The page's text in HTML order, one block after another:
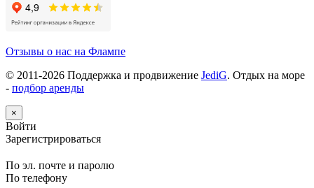
Отзывы о нас на Флампе
© 2011-2026 Поддержка и продвижение JediG. Отдых на море
- подбор аренды
×
Войти
Зарегистрироваться
По эл. почте и паролю
По телефону